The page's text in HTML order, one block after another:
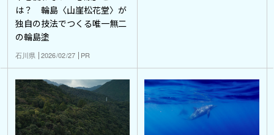
は？ 輪島〈山崖松花堂〉が
独自の技法でつくる唯一無二
の輪島塗
石川県 2026/02/27 PR